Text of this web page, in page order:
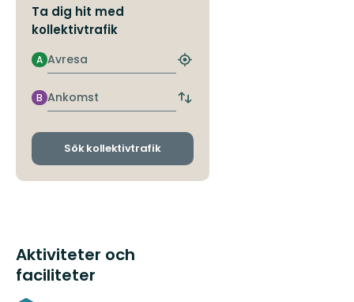
Ta dig hit med
kollektivtrafik
Avresa
A
Hitta
hållplats
Ankomst
B
Byt
och
Sök kollektivtrafik
Aktiviteter och
faciliteter